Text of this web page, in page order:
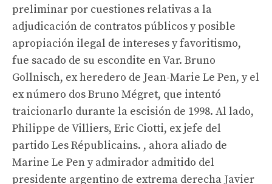
preliminar por cuestiones relativas a la
adjudicación de contratos públicos y posible
apropiación ilegal de intereses y favoritismo,
fue sacado de su escondite en Var. Bruno
Gollnisch, ex heredero de Jean-Marie Le Pen, y el
ex número dos Bruno Mégret, que intentó
traicionarlo durante la escisión de 1998. Al lado,
Philippe de Villiers, Eric Ciotti, ex jefe del
partido Les Républicains. , ahora aliado de
Marine Le Pen y admirador admitido del
presidente argentino de extrema derecha Javier